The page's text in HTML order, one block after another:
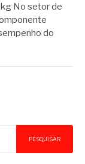
No setor de
do
PESQUISAR